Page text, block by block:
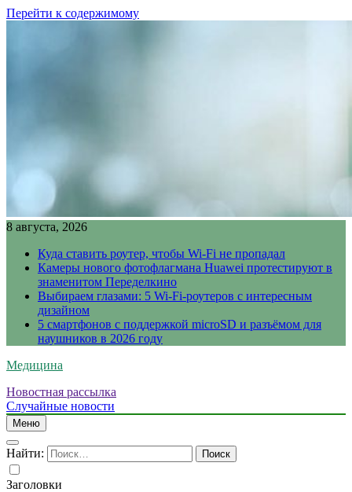
Перейти к содержимому
8 августа, 2026
Куда ставить роутер, чтобы Wi-Fi не пропадал
Камеры нового фотофлагмана Huawei протестируют в
знаменитом Переделкино
Выбираем глазами: 5 Wi-Fi-роутеров с интересным
дизайном
5 смартфонов с поддержкой microSD и разъёмом для
наушников в 2026 году
Медицина
Новостная рассылка
Случайные новости
Меню
Найти:
Заголовки